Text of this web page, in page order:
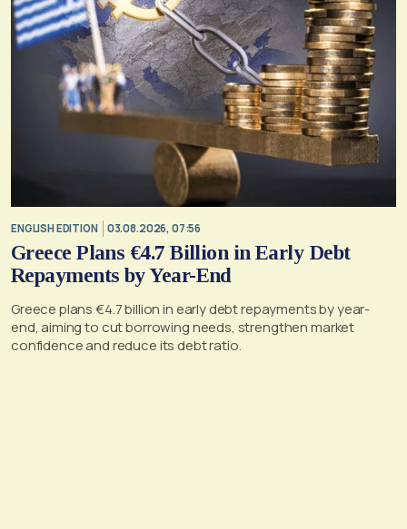
ENGLISH EDITION 03.08.2026, 07:56
Greece Plans €4.7 Billion in Early Debt
Repayments by Year-End
Greece plans €4.7 billion in early debt repayments by year-
end, aiming to cut borrowing needs, strengthen market
confidence and reduce its debt ratio.